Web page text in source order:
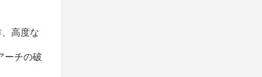
高度な
ーチの破